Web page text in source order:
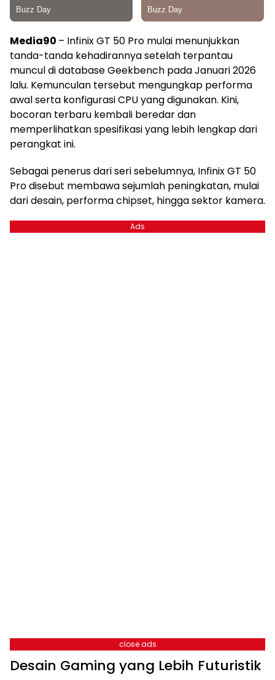
Media90 – Infinix GT 50 Pro mulai menunjukkan
tanda-tanda kehadirannya setelah terpantau
muncul di database Geekbench pada Januari 2026
lalu. Kemunculan tersebut mengungkap performa
awal serta konfigurasi CPU yang digunakan. Kini,
bocoran terbaru kembali beredar dan
memperlihatkan spesifikasi yang lebih lengkap dari
perangkat ini.
Sebagai penerus dari seri sebelumnya, Infinix GT 50
Pro disebut membawa sejumlah peningkatan, mulai
dari desain, performa chipset, hingga sektor kamera.
Ads
close ads
Desain Gaming yang Lebih Futuristik